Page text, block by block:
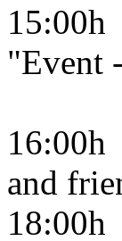
"Event
and